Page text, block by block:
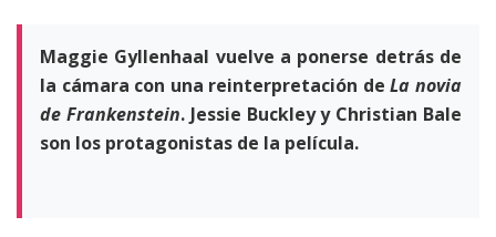
Maggie Gyllenhaal vuelve a ponerse detrás de
la cámara con una reinterpretación deLa novia
de Frankenstein. Jessie Buckley y Christian Bale
son los protagonistas de la película.